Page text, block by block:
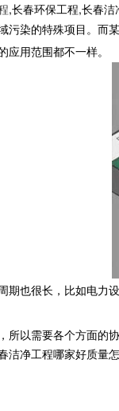
,长春环保工程,长春
污染的特殊项目。而
用范围都不一样。
期也很长，比如电力
所以需要各个方面的
洁净工程哪家好质